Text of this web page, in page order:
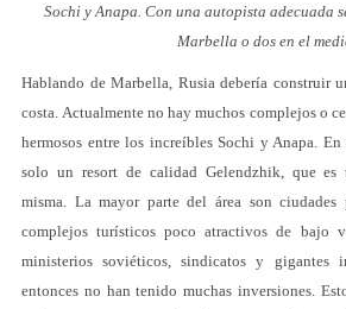
Sochi y Anapa. Con una autopista adecuada
Marbella o dos en el
Hablando de Marbella, Rusia debería construir
costa. Actualmente no hay muchos complejos o
hermosos entre los increíbles Sochi y Anapa.
solo un resort de calidad Gelendzhik, que
misma. La mayor parte del área son ciudades
complejos turísticos poco atractivos de bajo
ministerios soviéticos, sindicatos y gigantes
entonces no han tenido muchas inversiones.